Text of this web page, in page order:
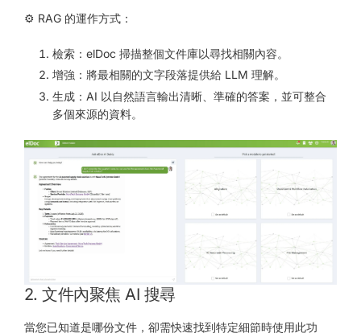
⚙️ RAG 的運作方式：
檢索：elDoc 掃描整個文件庫以尋找相關內容。
增強：將最相關的文字段落提供給 LLM 理解。
生成：AI 以自然語言輸出清晰、準確的答案，並可整合
多個來源的資料。
2. 文件內聚焦 AI 搜尋
當您已知道是哪份文件，卻需快速找到特定細節時使用此功